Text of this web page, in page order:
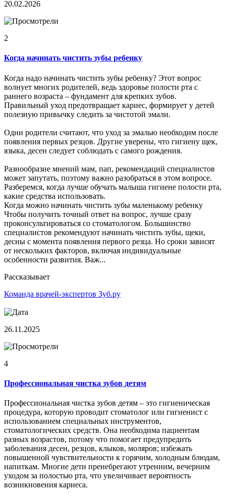
20.02.2026
2
Когда начинать чистить зубы ребенку
Когда надо начинать чистить зубы ребенку? Этот вопрос
волнует многих родителей, ведь здоровье полости рта с
раннего возраста – фундамент для крепких зубов.
Правильный уход предотвращает кариес, формирует у детей
полезную привычку следить за чистотой эмали.
Одни родители считают, что уход за эмалью необходим после
появления первых резцов. Другие уверены, что гигиену щек,
языка, десен следует соблюдать с самого рождения.
Разнообразие мнений мам, пап, рекомендаций специалистов
может запутать, поэтому важно разобраться в этом вопросе.
Разберемся, когда лучше обучать малыша гигиене полости рта,
какие средства использовать.
Когда можно начинать чистить зубы маленькому ребенку
Чтобы получить точный ответ на вопрос, лучше сразу
проконсультироваться со стоматологом. Большинство
специалистов рекомендуют начинать чистить зубы, щеки,
десны с момента появления первого резца. Но сроки зависят
от нескольких факторов, включая индивидуальные
особенности развития. Важ...
Рассказывает
Команда врачей-экспертов Зуб.ру
26.11.2025
4
Профессиональная чистка зубов детям
Профессиональная чистка зубов детям – это гигиеническая
процедура, которую проводит стоматолог или гигиенист с
использованием специальных инструментов,
стоматологических средств. Она необходима пациентам
разных возрастов, потому что помогает предупредить
заболевания десен, резцов, клыков, моляров; избежать
повышенной чувствительности к горячим, холодным блюдам,
напиткам. Многие дети пренебрегают утренним, вечерним
уходом за полостью рта, что увеличивает вероятность
возникновения кариеса.